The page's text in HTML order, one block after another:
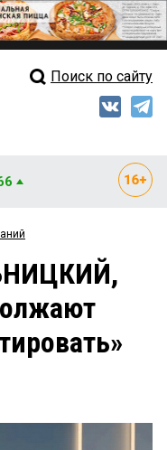
Свежий выпуск
Архив
Поиск по сайту